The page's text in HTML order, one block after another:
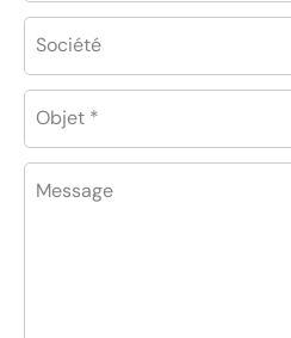
Société
Objet *
Message